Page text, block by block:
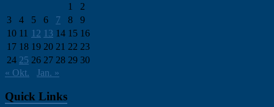
1
2
3
4 5 6 7 8
9
10 11 12 13 14 15 16
17 18 19 20 21 22 23
24 25 26 27 28 29 30
« Okt.
Jan. »
Quick Links